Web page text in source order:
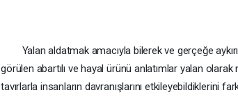
Yalan aldatmak amacıyla bilerek ve gerçeğe
görülen abartılı ve hayal ürünü anlatımlar yalan
tavırlarla insanların davranışlarını etkileyebildiklerini